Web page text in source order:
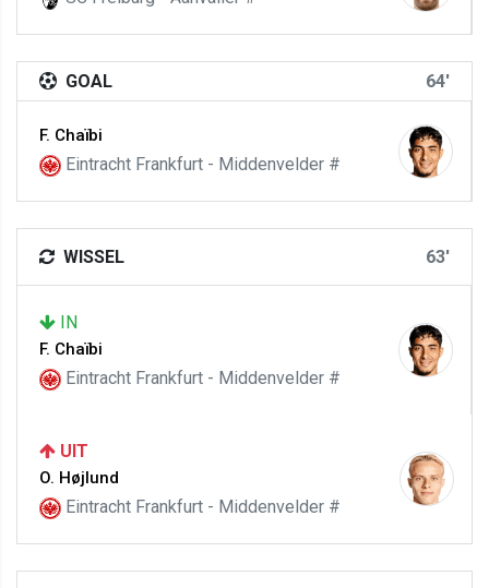
GOAL 64'
F. Chaïbi
Eintracht Frankfurt - Middenvelder #
WISSEL 63'
IN
F. Chaïbi
Eintracht Frankfurt - Middenvelder #
UIT
O. Højlund
Eintracht Frankfurt - Middenvelder #